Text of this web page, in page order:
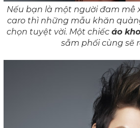
Nếu bạn là một người đam mê
caro thì những mẫu khăn
chọn tuyệt vời. Một chiếcáo
sẫm phối cùng sẽ